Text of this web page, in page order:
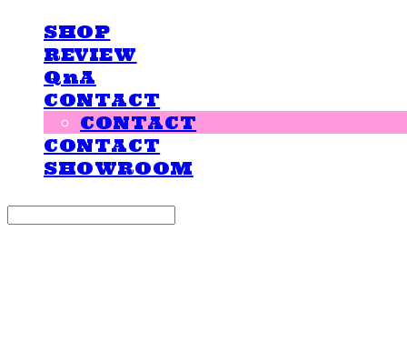
SHOP
REVIEW
QnA
CONTACT
CONTACT
CONTACT
SHOWROOM